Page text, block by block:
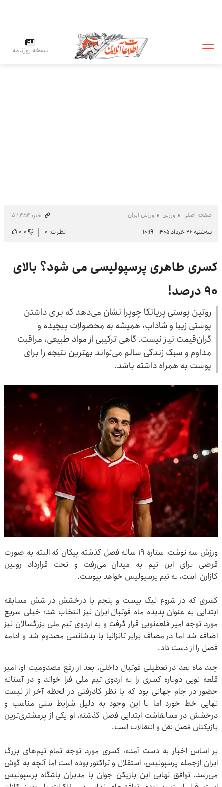
نسخه روزنامه
صفحه اصلی ورزش ورزش ایران
خبر: ۱۵۲٬۴۵۴
سه‌شنبه ۲۶ خرداد ۱۴۰۵ - ۱۰:۱۹
نظرات: ۰ ۰-۰
کسری طاهری پرسپولیسی می شود؟ بالای
۹۰ درصد!
روتین پوستی پریانکا چوپرا نشان می‌دهد که برای داشتن
پوستی زیبا و شاداب، همیشه به محصولات پیچیده و
گران‌قیمت نیاز نیست. گاهی ترکیبی از مواد طبیعی، مراقبت
مداوم و سبک زندگی سالم می‌تواند بهترین نتیجه را برای
پوست به همراه داشته باشد.
ورزش سه نوشت: ستاره ۱۹ ساله فصل گذشته پیکان که البته به صورت
قرضی برای این تیم به میدان می‌رفت و تحت قرارداد روبین
کازارن است، به تیم پرسپولیس خواهد پیوست.
کسری که در شروع لیگ بیست و پنجم با درخشش در شش مسابقه
ابتدایی به عنوان پدیده ماه فوتبال ایران نیز انتخاب شد؛ خیلی سریع
مورد توجه امیر قلعه‌نویی قرار گرفت و به اردوی تیم ملی بزرگسالان نیز
اضافه شد اما در مصاف برابر تانزانیا با بدشانسی مصدوم شد و ادامه
فصل را از دست داد.
چند ماه بعد در تعطیلی فوتبال داخلی، بعد از رفع مصدومیت او، امیر
قلعه نویی دوباره کسری را به اردوی تیم ملی فرا خواند و در آستانه
حضور در جام جهانی بود که با نظر کادرفنی در لحظه آخر از لیست
نهایی خط خورد اما با این وجود به دلیل شرایط سنی مناسب و
درخشش در مسابقاشت ابتدایی فصل گذشته، او یکی از پرمشتری‌ترین
بازیکنان فصل نقل و انتقالات است.
بر اساس اخبار به دست آمده، کسری مورد توجه تمام تیم‌های بزرگ
ایران ازجمله پرسپولیس، استقلال و تراکتور بوده است اما آنچه به گوش
می‌رسد، توافق نهایی این بازیکن جوان با مدیران باشگاه پرسپولیس